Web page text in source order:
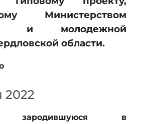
Министерством
и молодежной
области.
2022
зародившуюся в